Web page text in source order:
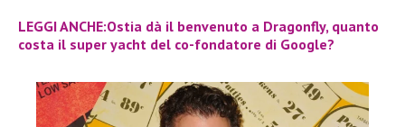
LEGGI ANCHE:Ostia dà il benvenuto a Dragonfly, quanto
costa il super yacht del co-fondatore di Google?